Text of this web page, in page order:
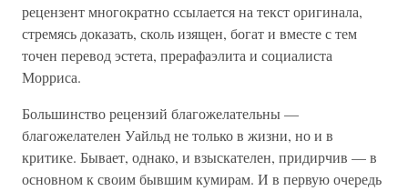
рецензент многократно ссылается на текст оригинала,
стремясь доказать, сколь изящен, богат и вместе с тем
точен перевод эстета, прерафаэлита и социалиста
Морриса.
Большинство рецензий благожелательны —
благожелателен Уайльд не только в жизни, но и в
критике. Бывает, однако, и взыскателен, придирчив — в
основном к своим бывшим кумирам. И в первую очередь